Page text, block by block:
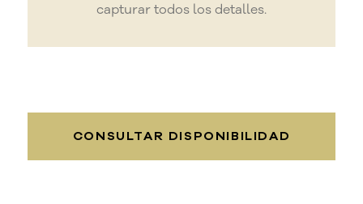
capturar todos los detalles.
CONSULTAR DISPONIBILIDAD